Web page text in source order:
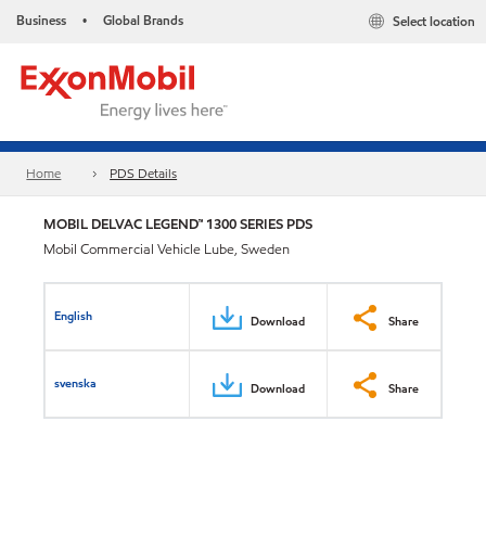
Business • Global Brands Select location
Home PDS Details
MOBIL DELVAC LEGEND™ 1300 SERIES PDS
Mobil Commercial Vehicle Lube, Sweden
English Download Share
svenska Download Share